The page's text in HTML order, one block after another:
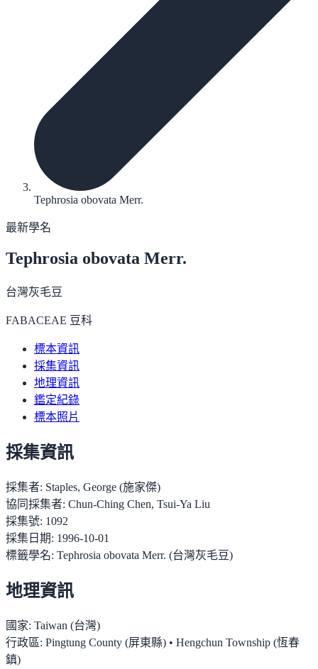
Tephrosia obovata Merr.
最新學名
Tephrosia obovata Merr.
台灣灰毛豆
FABACEAE 豆科
標本資訊
採集資訊
地理資訊
鑑定紀錄
標本照片
採集資訊
採集者: Staples, George (施家傑)
協同採集者: Chun-Ching Chen, Tsui-Ya Liu
採集號: 1092
採集日期: 1996-10-01
標籤學名: Tephrosia obovata Merr. (台灣灰毛豆)
地理資訊
國家: Taiwan (台灣)
行政區: Pingtung County (屏東縣) • Hengchun Township (恆春
鎮)